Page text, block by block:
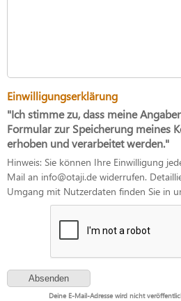
Einwilligungserklärung
"Ich stimme zu, dass meine
Formular zur Speicherung meines
erhoben und verarbeitet werden."
Hinweis: Sie können Ihre Einwilligung
Mail an info@otaji.de widerrufen.
Umgang mit Nutzerdaten finden Sie in
Deine E-Mail-Adresse wird nicht